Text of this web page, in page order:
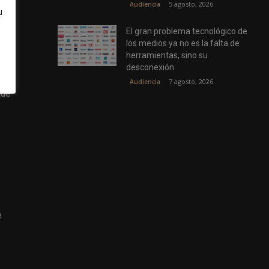
Audiencia 5 agosto, 2026
El gran problema tecnológico de
los medios ya no es la falta de
herramientas, sino su
desconexión
Audiencia 7 agosto, 2026